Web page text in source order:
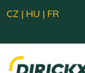
CZ | HU | FR